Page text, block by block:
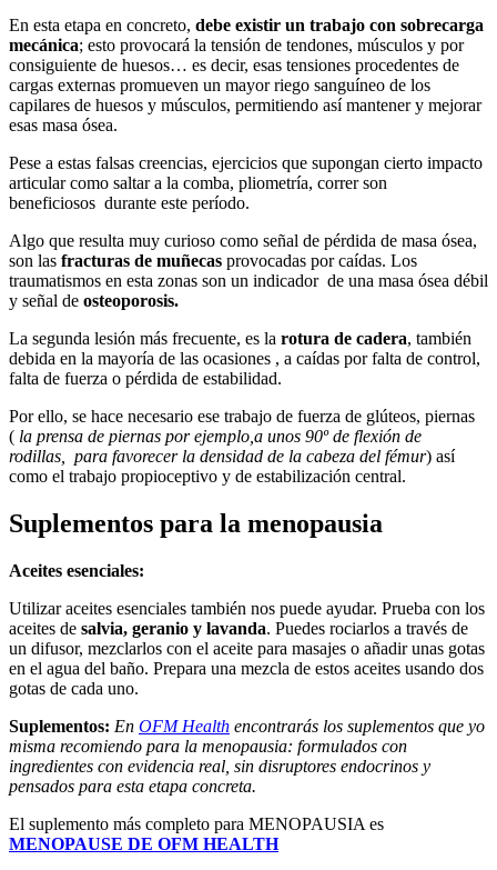
En esta etapa en concreto, debe existir un trabajo con sobrecarga
mecánica; esto provocará la tensión de tendones, músculos y por
consiguiente de huesos… es decir, esas tensiones procedentes de
cargas externas promueven un mayor riego sanguíneo de los
capilares de huesos y músculos, permitiendo así mantener y mejorar
esas masa ósea.
Pese a estas falsas creencias, ejercicios que supongan cierto impacto
articular como saltar a la comba, pliometría, correr son
beneficiosos durante este período.
Algo que resulta muy curioso como señal de pérdida de masa ósea,
son las fracturas de muñecas provocadas por caídas. Los
traumatismos en esta zonas son un indicador de una masa ósea débil
y señal de osteoporosis.
La segunda lesión más frecuente, es la rotura de cadera, también
debida en la mayoría de las ocasiones , a caídas por falta de control,
falta de fuerza o pérdida de estabilidad.
Por ello, se hace necesario ese trabajo de fuerza de glúteos, piernas
( la prensa de piernas por ejemplo,a unos 90º de flexión de
rodillas, para favorecer la densidad de la cabeza del fémur) así
como el trabajo propioceptivo y de estabilización central.
Suplementos para la menopausia
Aceites esenciales:
Utilizar aceites esenciales también nos puede ayudar. Prueba con los
aceites de salvia, geranio y lavanda. Puedes rociarlos a través de
un difusor, mezclarlos con el aceite para masajes o añadir unas gotas
en el agua del baño. Prepara una mezcla de estos aceites usando dos
gotas de cada uno.
Suplementos: En OFM Health encontrarás los suplementos que yo
misma recomiendo para la menopausia: formulados con
ingredientes con evidencia real, sin disruptores endocrinos y
pensados para esta etapa concreta.
El suplemento más completo para MENOPAUSIA es
MENOPAUSE DE OFM HEALTH